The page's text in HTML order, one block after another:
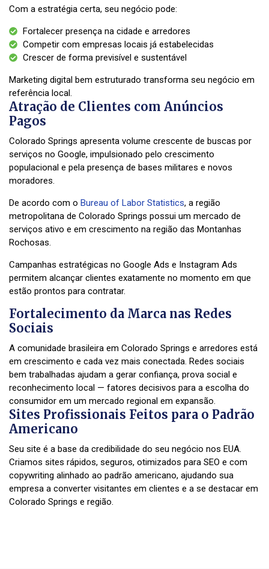
Com a estratégia certa, seu negócio pode:
Fortalecer presença na cidade e arredores
Competir com empresas locais já estabelecidas
Crescer de forma previsível e sustentável
Marketing digital bem estruturado transforma seu negócio em
referência local.
Atração de Clientes com Anúncios
Pagos
Colorado Springs apresenta volume crescente de buscas por
serviços no Google, impulsionado pelo crescimento
populacional e pela presença de bases militares e novos
moradores.
De acordo com o Bureau of Labor Statistics, a região
metropolitana de Colorado Springs possui um mercado de
serviços ativo e em crescimento na região das Montanhas
Rochosas.
Campanhas estratégicas no Google Ads e Instagram Ads
permitem alcançar clientes exatamente no momento em que
estão prontos para contratar.
Fortalecimento da Marca nas Redes
Sociais
A comunidade brasileira em Colorado Springs e arredores está
em crescimento e cada vez mais conectada. Redes sociais
bem trabalhadas ajudam a gerar confiança, prova social e
reconhecimento local — fatores decisivos para a escolha do
consumidor em um mercado regional em expansão.
Sites Profissionais Feitos para o Padrão
Americano
Seu site é a base da credibilidade do seu negócio nos EUA.
Criamos sites rápidos, seguros, otimizados para SEO e com
copywriting alinhado ao padrão americano, ajudando sua
empresa a converter visitantes em clientes e a se destacar em
Colorado Springs e região.